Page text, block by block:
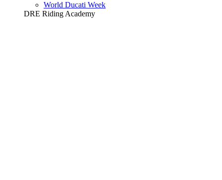
World Ducati Week
DRE Riding Academy